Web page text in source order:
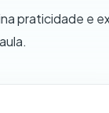
praticidade e